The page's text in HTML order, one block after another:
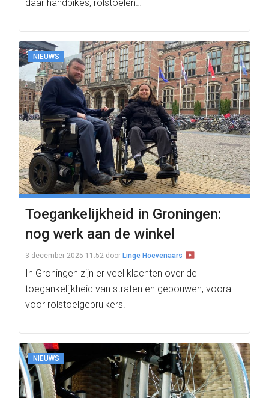
daar handbikes, rolstoelen…
NIEUWS
Toegankelijkheid in Groningen:
nog werk aan de winkel
3 december 2025 11:52 door Linge Hoevenaars
In Groningen zijn er veel klachten over de
toegankelijkheid van straten en gebouwen, vooral
voor rolstoelgebruikers.
NIEUWS